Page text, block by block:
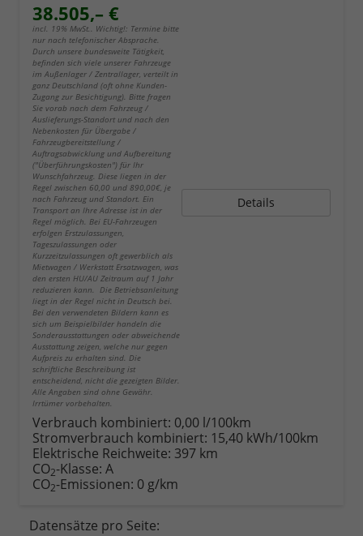
38.505,– €
incl. 19% MwSt.. Wichtig!: Termine bitte
nur nach telefonischer Absprache.
Durch unsere bundesweite Tätigkeit,
befinden sich viele unserer Fahrzeuge
im Außenlager / Zentrallager, verteilt in
ganz Deutschland (oft ohne Kunden-
Zugang zur Besichtigung). Bitte fragen
Sie vorab nach dem Fahrzeug /
Auslieferungs-Standort und nach den
Nebenkosten für Übergabe /
Fahrzeugbereitstellung /
Auftragsabwicklung und Aufbereitung
("Überführungskosten") für Ihr
Wunschfahrzeug. Diese liegen in der
Regel zwischen 60,00 und 890,00€, je
nach Fahrzeug und Standort. Ein
Transport an Ihre Adresse ist in der
Regel möglich. Bei EU-Fahrzeugen
erfolgen Erstzulassungen,
Tageszulassungen oder
Kurzzeitzulassungen oft gewerblich als
Mietwagen / Werkstatt Ersatzwagen, was
den ersten HU/AU Zeitraum auf 1 Jahr
reduzieren kann. Die Betriebsanleitung
liegt in der Regel nicht in Deutsch bei.
Bei den verwendeten Bildern kann es
sich um Beispielbilder handeln die
Sonderausstattungen oder abweichende
Ausstattung zeigen, welche nur gegen
Aufpreis zu erhalten sind. Die
schriftliche Beschreibung ist
entscheidend, nicht die gezeigten Bilder.
Alle Angaben sind ohne Gewähr.
Irrtümer vorbehalten.
Details
Verbrauch kombiniert: 0,00 l/100km
Stromverbrauch kombiniert: 15,40 kWh/100km
Elektrische Reichweite: 397 km
CO2-Klasse: A
CO2-Emissionen: 0 g/km
Datensätze pro Seite: